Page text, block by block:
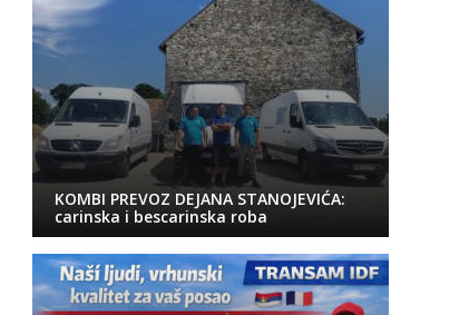
KOMBI PREVOZ DEJANA STANOJEVIĆA:
carinska i bescarinska roba